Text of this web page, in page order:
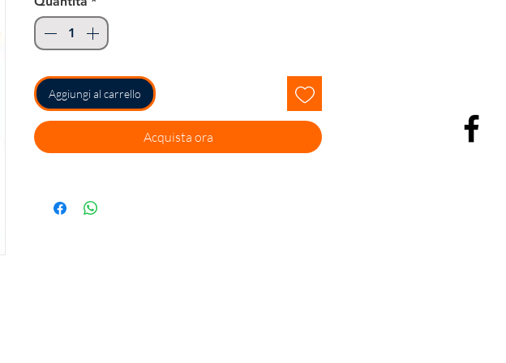
Aggiungi al carrello
Acquista ora